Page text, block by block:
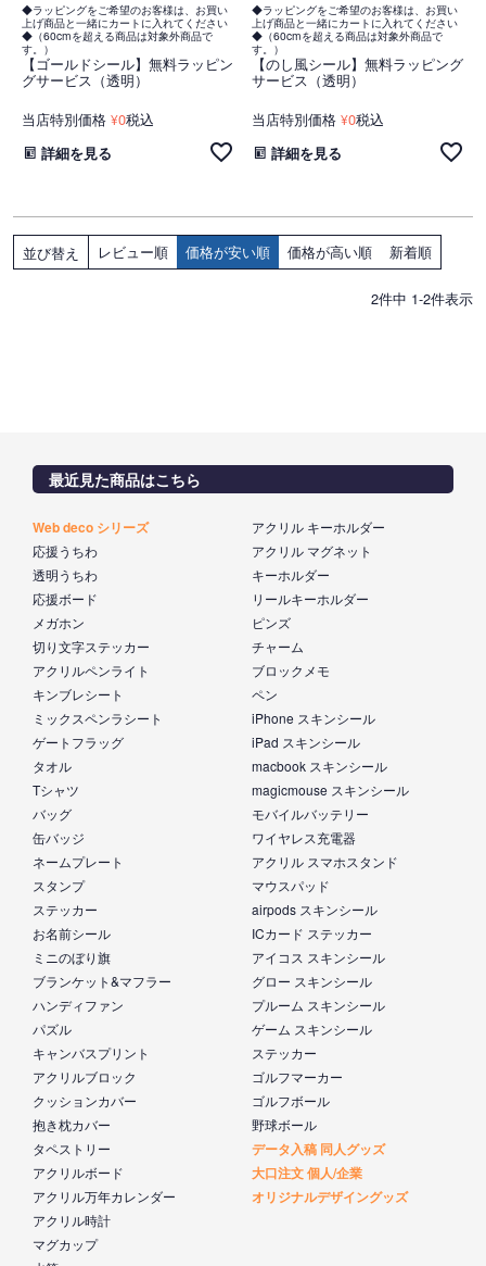
◆ラッピングをご希望のお客様は、お買い
上げ商品と一緒にカートに入れてください
◆（60cmを超える商品は対象外商品で
す。）
【ゴールドシール】無料ラッピン
グサービス（透明）
当店特別価格 ¥0税込
詳細を見る
◆ラッピングをご希望のお客様は、お買い
上げ商品と一緒にカートに入れてください
◆（60cmを超える商品は対象外商品で
す。）
【のし風シール】無料ラッピング
サービス（透明）
当店特別価格 ¥0税込
詳細を見る
並び替え レビュー順 価格が安い順 価格が高い順 新着順
2件中 1-2件表示
最近見た商品はこちら
Web deco シリーズ
応援うちわ
透明うちわ
応援ボード
メガホン
切り文字ステッカー
アクリルペンライト
キンブレシート
ミックスペンラシート
ゲートフラッグ
タオル
Tシャツ
バッグ
缶バッジ
ネームプレート
スタンプ
ステッカー
お名前シール
ミニのぼり旗
ブランケット&マフラー
ハンディファン
パズル
キャンバスプリント
アクリルブロック
クッションカバー
抱き枕カバー
タペストリー
アクリルボード
アクリル万年カレンダー
アクリル時計
マグカップ
アクリル キーホルダー
アクリル マグネット
キーホルダー
リールキーホルダー
ピンズ
チャーム
ブロックメモ
ペン
iPhone スキンシール
iPad スキンシール
macbook スキンシール
magicmouse スキンシール
モバイルバッテリー
ワイヤレス充電器
アクリル スマホスタンド
マウスパッド
airpods スキンシール
ICカード ステッカー
アイコス スキンシール
グロー スキンシール
プルーム スキンシール
ゲーム スキンシール
ステッカー
ゴルフマーカー
ゴルフボール
野球ボール
データ入稿 同人グッズ
大口注文 個人/企業
オリジナルデザイングッズ